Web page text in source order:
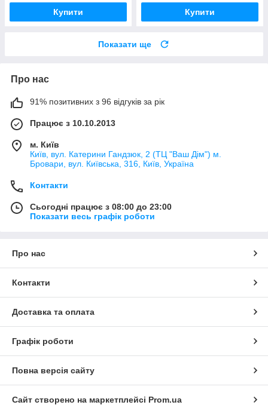
Купити Купити
Показати ще
Про нас
91% позитивних з 96 відгуків за рік
Працює з 10.10.2013
м. Київ
Київ, вул. Катерини Гандзюк, 2 (ТЦ "Ваш Дім") м.
Бровари, вул. Київська, 316, Київ, Україна
Контакти
Сьогодні працює з 08:00 до 23:00
Показати весь графік роботи
Про нас
Контакти
Доставка та оплата
Графік роботи
Повна версія сайту
Сайт створено на маркетплейсі Prom.ua